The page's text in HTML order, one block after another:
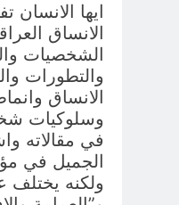
ايها
الانساق
الشخصيات
والتطورات
الانساق
وسلوكيات
في مقالاته
الجميل في
ولكنه يختلف